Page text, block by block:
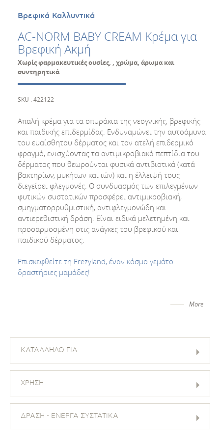
Βρεφικά Καλλυντικά
AC-NORM BABY CREAM Κρέμα για
Βρεφική Ακμή
Χωρίς φαρμακευτικές ουσίες, , χρώμα, άρωμα και
συντηρητικά
SKU : 422122
Απαλή κρέμα για τα σπυράκια της νεογνικής, βρεφικής
και παιδικής επιδερμίδας. Ενδυναμώνει την αυτοάμυνα
του ευαίσθητου δέρματος και τον ατελή επιδερμικό
φραγμό, ενισχύοντας τα αντιμικροβιακά πεπτίδια του
δέρματος που θεωρούνται φυσικά αντιβιοτικά (κατά
βακτηρίων, μυκήτων και ιών) και η έλλειψή τους
διεγείρει φλεγμονές. Ο συνδυασμός των επιλεγμένων
φυτικών συστατικών προσφέρει αντιμικροβιακή,
σμηγματορρυθμιστική, αντιφλεγμονώδη και
αντιερεθιστική δράση. Είναι ειδικά μελετημένη και
προσαρμοσμένη στις ανάγκες του βρεφικού και
παιδικού δέρματος.
Επισκεφθείτε τη Frezyland, έναν κόσμο γεμάτο
δραστήριες μαμάδες!
More
ΚΑΤΑΛΛΗΛΟ ΓΙΑ
ΧΡΗΣΗ
ΔΡΑΣΗ - ΕΝΕΡΓΑ ΣΥΣΤΑΤΙΚΑ